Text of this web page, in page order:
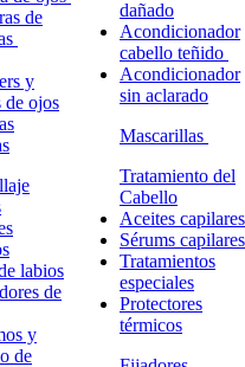
de
y
de ojos
labios
de
y
de
dañado
Acondicionador
cabello teñido
Acondicionador
sin aclarado
Mascarillas
Tratamiento del
Cabello
Aceites capilares
Sérums capilares
Tratamientos
especiales
Protectores
térmicos